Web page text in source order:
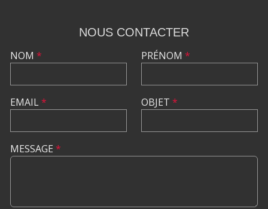
NOUS CONTACTER
NOM *
EMAIL*
PRÉNOM *
OBJET *
MESSAGE *